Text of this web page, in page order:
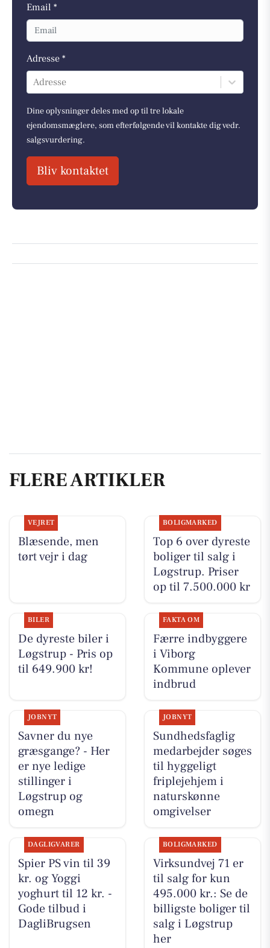
Email *
Adresse *
Adresse
Dine oplysninger deles med op til tre lokale
ejendomsmæglere, som efterfølgende vil kontakte dig vedr.
salgsvurdering.
Bliv kontaktet
FLERE ARTIKLER
VEJRET
Blæsende, men
tørt vejr i dag
BOLIGMARKED
Top 6 over dyreste
boliger til salg i
Løgstrup. Priser
op til 7.500.000 kr
BILER
De dyreste biler i
Løgstrup - Pris op
til 649.900 kr!
FAKTA OM
Færre indbyggere
i Viborg
Kommune oplever
indbrud
JOBNYT
Savner du nye
græsgange? - Her
er nye ledige
stillinger i
Løgstrup og
omegn
JOBNYT
Sundhedsfaglig
medarbejder søges
til hyggeligt
friplejehjem i
naturskønne
omgivelser
DAGLIGVARER
Spier PS vin til 39
kr. og Yoggi
yoghurt til 12 kr. -
Gode tilbud i
DagliBrugsen
BOLIGMARKED
Virksundvej 71 er
til salg for kun
495.000 kr.: Se de
billigste boliger til
salg i Løgstrup
her